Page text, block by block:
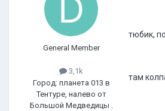
General Member
3,1k
Город: планета 013 в
Тентуре, налево от
Большой Медведицы .
тюбик,
там